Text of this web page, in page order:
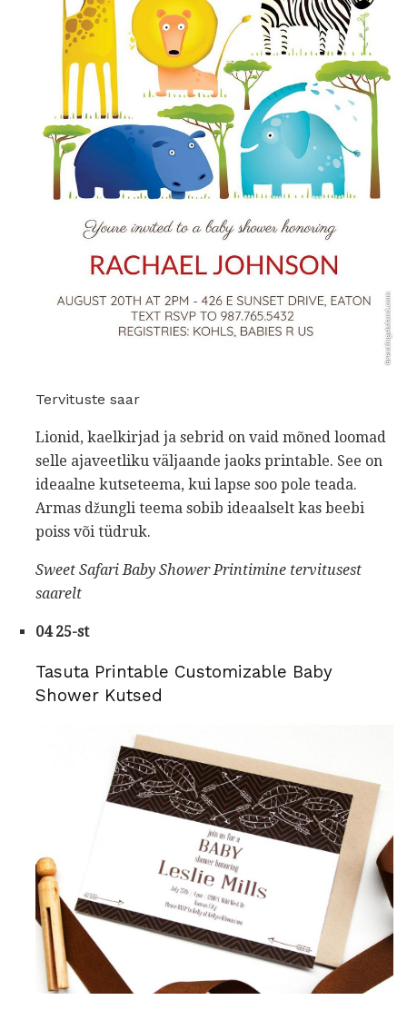
Tervituste saar
Lionid, kaelkirjad ja sebrid on vaid mõned loomad
selle ajaveetliku väljaande jaoks printable. See on
ideaalne kutseteema, kui lapse soo pole teada.
Armas džungli teema sobib ideaalselt kas beebi
poiss või tüdruk.
Sweet Safari Baby Shower Printimine tervitusest
saarelt
04 25-st
Tasuta Printable Customizable Baby
Shower Kutsed